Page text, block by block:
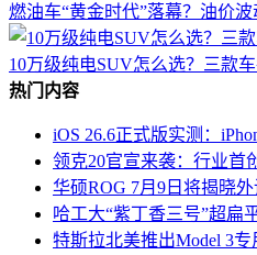
燃油车“黄金时代”落幕？油价
10万级纯电SUV怎么选？三款
热门内容
iOS 26.6正式版实测：
领克20官宣来袭：行业首
华硕ROG 7月9日将揭晓
哈工大“紫丁香三号”超扁
特斯拉北美推出Model 3